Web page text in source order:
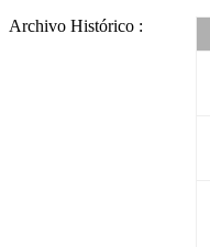
Archivo Histórico :